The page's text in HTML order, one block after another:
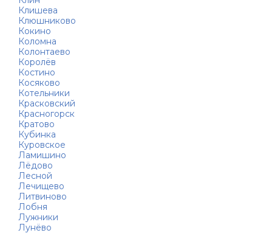
Клишева
Клюшниково
Кокино
Коломна
Колонтаево
Королёв
Костино
Косяково
Котельники
Красковский
Красногорск
Кратово
Кубинка
Куровское
Ламишино
Лёдово
Лесной
Лечищево
Литвиново
Лобня
Лужники
Лунёво